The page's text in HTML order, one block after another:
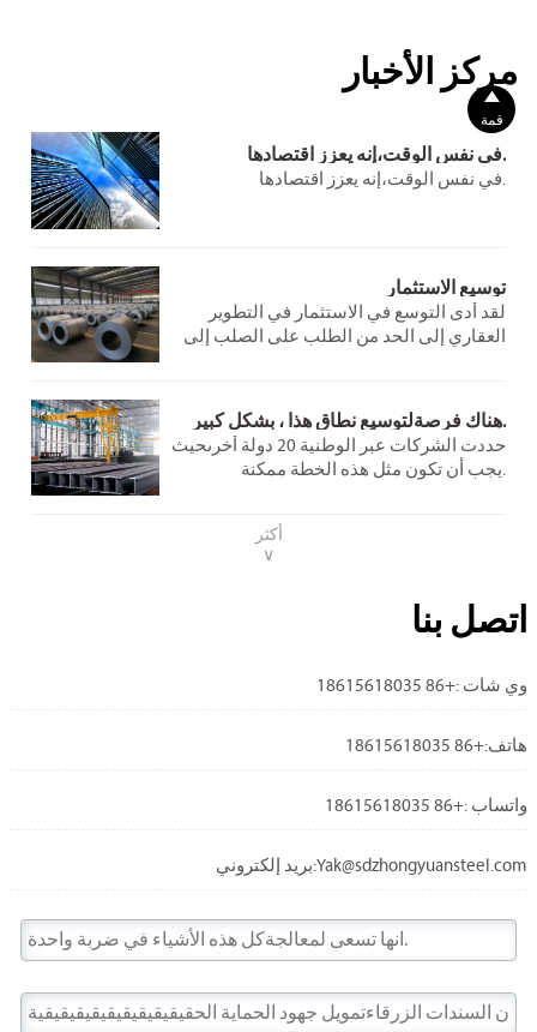
مركز الأخبار
في نفس الوقت،إنه يعزز اقتصادها.
في نفس الوقت،إنه يعزز اقتصادها.
توسيع الاستثمار
لقد أدى التوسع في الاستثمار في التطوير
العقاري إلى الحد من الطلب على الصلب إلى
هناك فرصةلتوسيع نطاق هذا ، بشكل كبير.
حددت الشركات عبر الوطنية 20 دولة أخرىحيث
يجب أن تكون مثل هذه الخطة ممكنة.
أكثر
∨
اتصل بنا
وي شات :+86 18615618035
هاتف:+86 18615618035
واتساب :+86 18615618035
بريد إلكتروني:Yak@sdzhongyuansteel.com

قمة